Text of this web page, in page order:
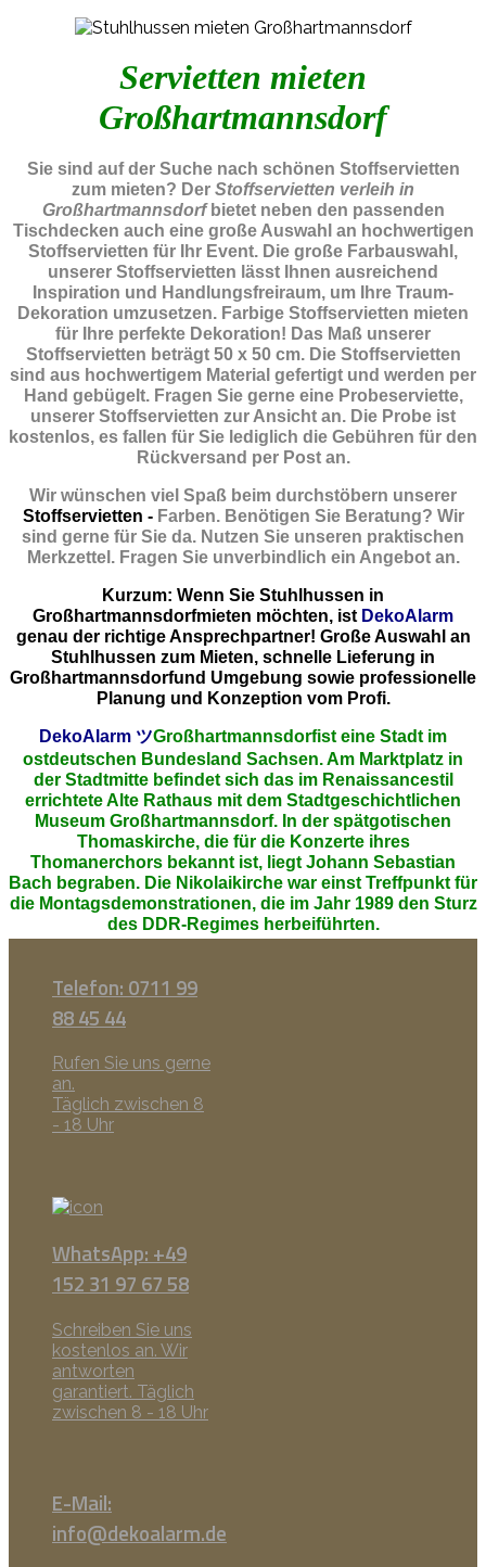
Servietten mieten
Großhartmannsdorf
Sie sind auf der Suche nach schönen Stoffservietten
zum mieten? Der Stoffservietten verleih in
Großhartmannsdorfbietet neben den passenden
Tischdecken auch eine große Auswahl an hochwertigen
Stoffservietten für Ihr Event. Die große Farbauswahl,
unserer Stoffservietten lässt Ihnen ausreichend
Inspiration und Handlungsfreiraum, um Ihre Traum-
Dekoration umzusetzen. Farbige Stoffservietten mieten
für Ihre perfekte Dekoration! Das Maß unserer
Stoffservietten beträgt 50 x 50 cm. Die Stoffservietten
sind aus hochwertigem Material gefertigt und werden per
Hand gebügelt. Fragen Sie gerne eine Probeserviette,
unserer Stoffservietten zur Ansicht an. Die Probe ist
kostenlos, es fallen für Sie lediglich die Gebühren für den
Rückversand per Post an.
Wir wünschen viel Spaß beim durchstöbern unserer
Stoffservietten - Farben. Benötigen Sie Beratung? Wir
sind gerne für Sie da. Nutzen Sie unseren praktischen
Merkzettel. Fragen Sie unverbindlich ein Angebot an.
Kurzum: Wenn Sie Stuhlhussen in
Großhartmannsdorfmieten möchten, ist DekoAlarm
genau der richtige Ansprechpartner! Große Auswahl an
Stuhlhussen zum Mieten, schnelle Lieferung in
Großhartmannsdorfund Umgebung sowie professionelle
Planung und Konzeption vom Profi.
DekoAlarm ツGroßhartmannsdorfist eine Stadt im
ostdeutschen Bundesland Sachsen. Am Marktplatz in
der Stadtmitte befindet sich das im Renaissancestil
errichtete Alte Rathaus mit dem Stadtgeschichtlichen
Museum Großhartmannsdorf. In der spätgotischen
Thomaskirche, die für die Konzerte ihres
Thomanerchors bekannt ist, liegt Johann Sebastian
Bach begraben. Die Nikolaikirche war einst Treffpunkt für
die Montagsdemonstrationen, die im Jahr 1989 den Sturz
des DDR-Regimes herbeiführten.
Telefon: 0711 99
88 45 44
Rufen Sie uns gerne
an.
Täglich zwischen 8
- 18 Uhr
WhatsApp: +49
152 31 97 67 58
Schreiben Sie uns
kostenlos an. Wir
antworten
garantiert. Täglich
zwischen 8 - 18 Uhr
E-Mail:
info@dekoalarm.de